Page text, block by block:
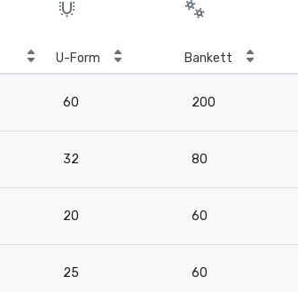
U-Form Bankett
60 200
32 80
20 60
25 60